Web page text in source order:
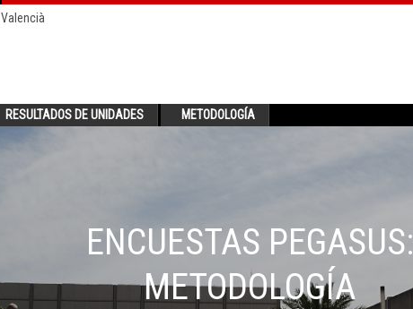
Valencià
RESULTADOS DE UNIDADES METODOLOGÍA
ENCUESTAS PEGASUS:
METODOLOGÍA